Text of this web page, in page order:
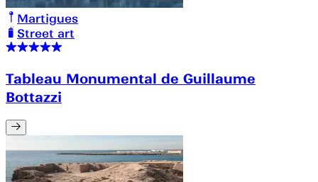
Martigues
Street art
Tableau Monumental de Guillaume
Bottazzi